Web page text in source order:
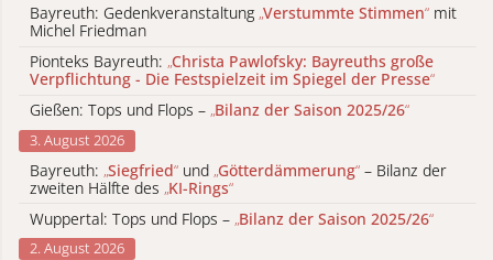
Bayreuth: Gedenkveranstaltung „Verstummte Stimmen“ mit
Michel Friedman
Pionteks Bayreuth: „Christa Pawlofsky: Bayreuths große
Verpflichtung - Die Festspielzeit im Spiegel der Presse“
Gießen: Tops und Flops – „Bilanz der Saison 2025/26“
3. August 2026
Bayreuth: „Siegfried“ und „Götterdämmerung“ – Bilanz der
zweiten Hälfte des „KI-Rings“
Wuppertal: Tops und Flops – „Bilanz der Saison 2025/26“
2. August 2026